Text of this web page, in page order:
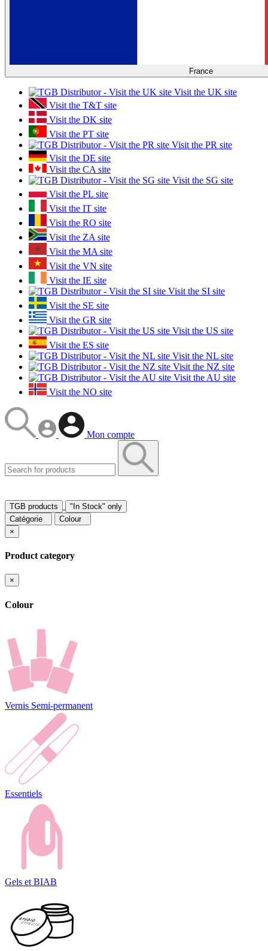
France
Visit the UK site
Visit the T&T site
Visit the DK site
Visit the PT site
Visit the PR site
Visit the DE site
Visit the CA site
Visit the SG site
Visit the PL site
Visit the IT site
Visit the RO site
Visit the ZA site
Visit the MA site
Visit the VN site
Visit the IE site
Visit the SI site
Visit the SE site
Visit the GR site
Visit the US site
Visit the ES site
Visit the NL site
Visit the NZ site
Visit the AU site
Visit the NO site
Mon compte
TGB products
"In Stock" only
Catégorie
Colour
×
Product category
×
Colour
Vernis Semi-permanent
Essentiels
Gels et BIAB